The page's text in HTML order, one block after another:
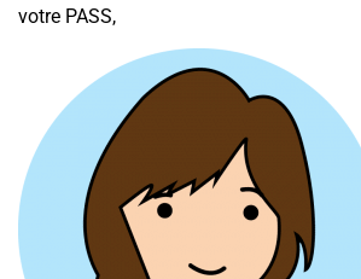
votre PASS,